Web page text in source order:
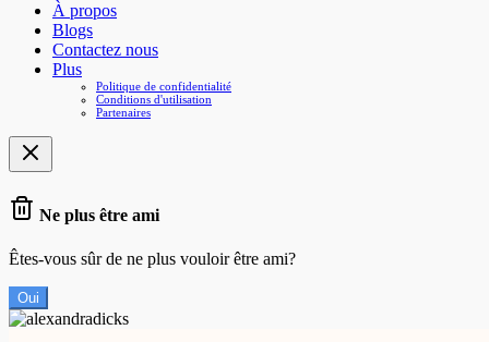
À propos
Blogs
Contactez nous
Plus
Politique de confidentialité
Conditions d'utilisation
Partenaires
Ne plus être ami
Êtes-vous sûr de ne plus vouloir être ami?
Oui